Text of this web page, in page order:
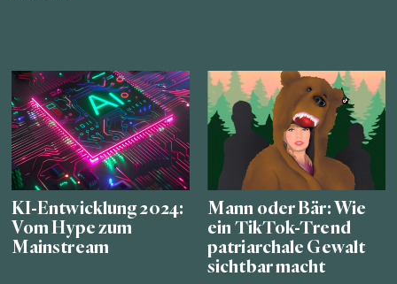
KI-Entwicklung 2024:
Vom Hype zum
Mainstream
Mann oder Bär: Wie
ein TikTok-Trend
patriarchale Gewalt
sichtbar macht